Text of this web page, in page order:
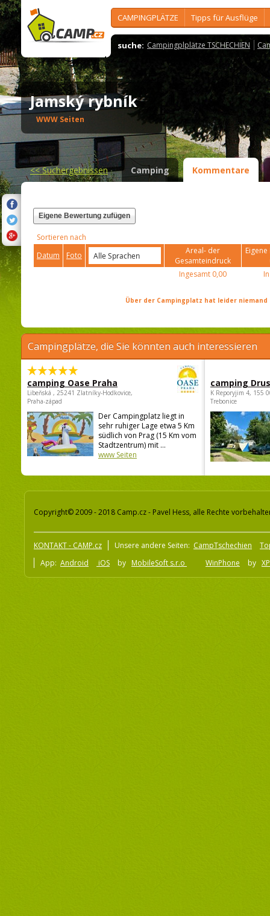
CAMPINGPLÄTZE Tipps für Ausflüge
suche: Campingplplätze TSCHECHIEN
Jamský rybník
WWW Seiten
<<Suchergebnissen Camping Kommentare
Eigene Bewertung zufügen
Sortieren nach
Datum
Foto
Areal- der
Gesamteindruck
Ingesamt 0,00
Über der Campingplatz hat leider
Campingplätze, die Sie könnten auch interessieren
camping Oase Praha
Libeňská , 25241 Zlatníky-Hodkovice,
Praha-západ
Der Campingplatz liegt in
sehr ruhiger Lage etwa 5 Km
südlich von Prag (15 Km vom
Stadtzentrum) mit ...
www Seiten
camping
K Reporyjim 4, 155
Trebonice
Copyright© 2009 - 2018 Camp.cz - Pavel Hess, alle Rechte
KONTAKT - CAMP.cz Unsere andere Seiten: CampTschechien
App: Android iOS by MobileSoft s.r.o WinPhone by